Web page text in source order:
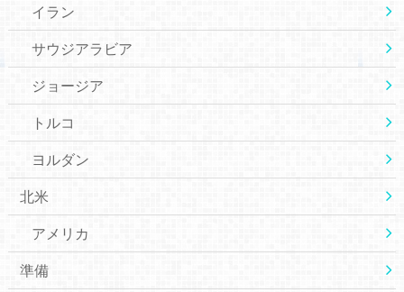
イラン
サウジアラビア
ジョージア
トルコ
ヨルダン
北米
アメリカ
準備